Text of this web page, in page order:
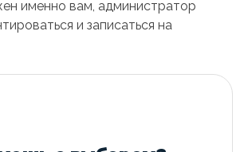
именно вам, администратор
и записаться на